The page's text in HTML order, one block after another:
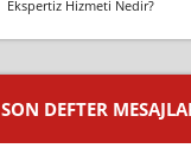
Ekspertiz Hizmeti Nedir?
SON DEFTER